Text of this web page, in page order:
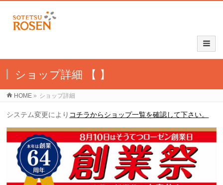
ショップ詳細 【 】
HOME » ショップ詳細
システム変更により コチラからショップ一覧を確認して下さい。